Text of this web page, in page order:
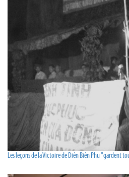
Les leçons de la Victoire de Diên Biên Phu "gardent